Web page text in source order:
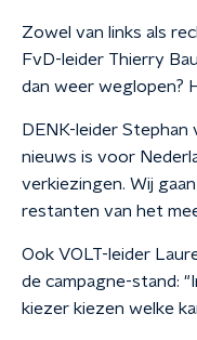
Zowel van links als
FvD-leider Thierry
dan weer weglopen?
DENK-leider
nieuws is voor
verkiezingen. Wij
restanten van het
Ook VOLT-leider
de campagne-stand:
kiezer kiezen welke